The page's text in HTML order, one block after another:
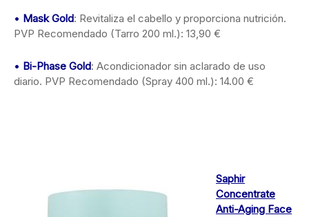
• Mask Gold: Revitaliza el cabello y proporciona nutrición.
PVP Recomendado (Tarro 200 ml.): 13,90 €
• Bi-Phase Gold: Acondicionador sin aclarado de uso
diario. PVP Recomendado (Spray 400 ml.): 14.00 €
Saphir
Concentrate
Anti-Aging Face